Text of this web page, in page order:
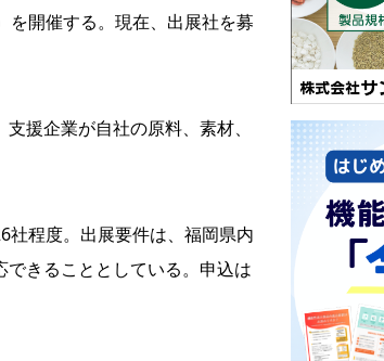
を開催する。現在、出展社を募
援企業が自社の原料、素材、
程度。出展要件は、福岡県内
きることとしている。申込は